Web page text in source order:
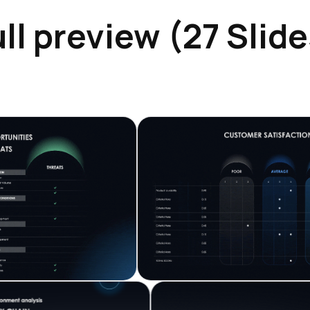
preview (27